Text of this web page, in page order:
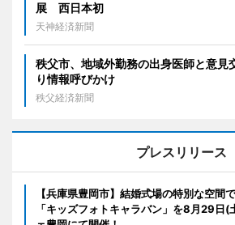
展 西日本初
天神経済新聞
秩父市、地域外勤務の出身医師と意
り情報呼びかけ
秩父経済新聞
プレスリリース
【兵庫県豊岡市】結婚式場の特別な空間
「キッズフォトキャラバン」を8月29日(